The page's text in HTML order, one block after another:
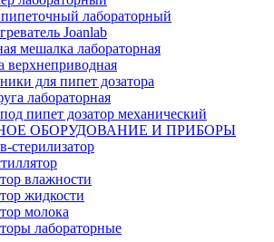
пипеточный лабораторный
Joanlab
мешалка лабораторная
верхнеприводная
для пипет дозатора
лабораторная
пипет дозатор механический
ОБОРУДОВАНИЕ И ПРИБОРЫ
стерилизатор
влажности
жидкости
молока
лабораторные